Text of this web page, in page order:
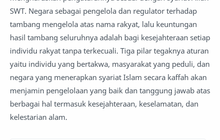
SWT. Negara sebagai pengelola dan regulator terhadap
tambang mengelola atas nama rakyat, lalu keuntungan
hasil tambang seluruhnya adalah bagi kesejahteraan setiap
individu rakyat tanpa terkecuali. Tiga pilar tegaknya aturan
yaitu individu yang bertakwa, masyarakat yang peduli, dan
negara yang menerapkan syariat Islam secara kaffah akan
menjamin pengelolaan yang baik dan tanggung jawab atas
berbagai hal termasuk kesejahteraan, keselamatan, dan
kelestarian alam.